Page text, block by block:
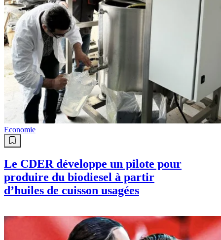
Economie
Le CDER développe un pilote pour
produire du biodiesel à partir
d’huiles de cuisson usagées